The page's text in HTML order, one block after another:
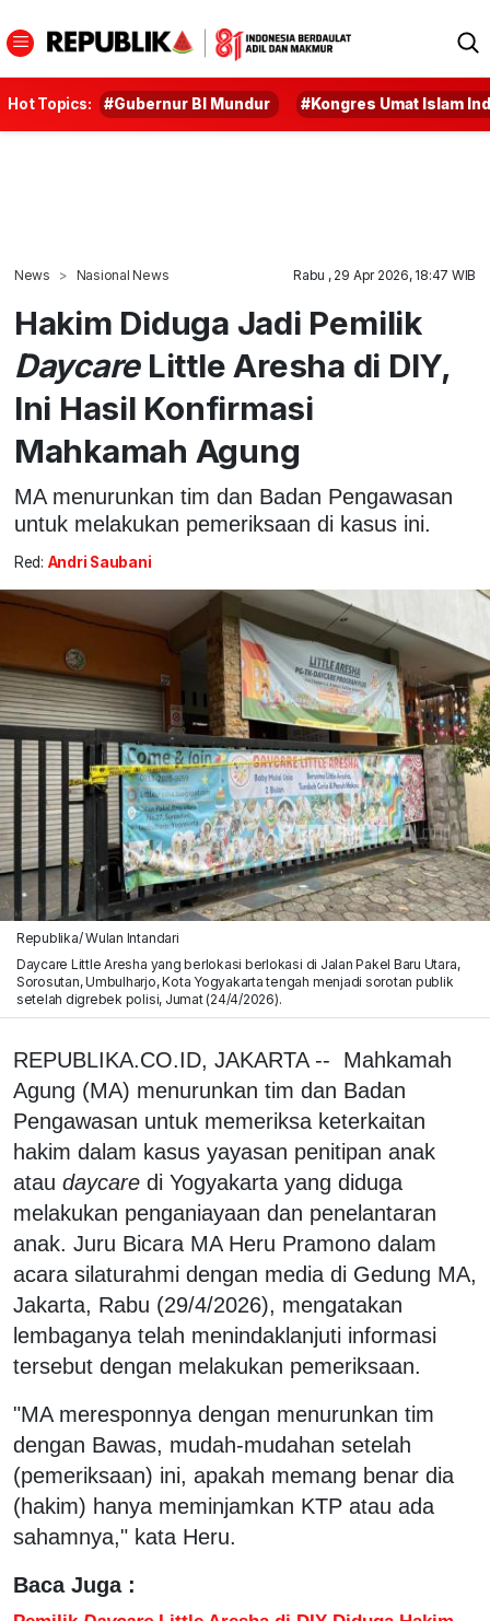
Hot Topics: #Gubernur BI Mundur #Kongres Umat Islam
News Nasional News Rabu , 29 Apr 2026, 18:47 WIB
Hakim Diduga Jadi Pemilik
DaycareLittle Aresha di DIY,
Ini Hasil Konfirmasi
Mahkamah Agung
MA menurunkan tim dan Badan Pengawasan
untuk melakukan pemeriksaan di kasus ini.
Red: Andri Saubani
Republika/ Wulan Intandari
Daycare Little Aresha yang berlokasi berlokasi di Jalan Pakel Baru Utara,
Sorosutan, Umbulharjo, Kota Yogyakarta tengah menjadi sorotan publik
setelah digrebek polisi, Jumat (24/4/2026).
REPUBLIKA.CO.ID, JAKARTA -- Mahkamah
Agung (MA) menurunkan tim dan Badan
Pengawasan untuk memeriksa keterkaitan
hakim dalam kasus yayasan penitipan anak
atau daycare di Yogyakarta yang diduga
melakukan penganiayaan dan penelantaran
anak. Juru Bicara MA Heru Pramono dalam
acara silaturahmi dengan media di Gedung MA,
Jakarta, Rabu (29/4/2026), mengatakan
lembaganya telah menindaklanjuti informasi
tersebut dengan melakukan pemeriksaan.
"MA meresponnya dengan menurunkan tim
dengan Bawas, mudah-mudahan setelah
(pemeriksaan) ini, apakah memang benar dia
(hakim) hanya meminjamkan KTP atau ada
sahamnya," kata Heru.
Baca Juga :